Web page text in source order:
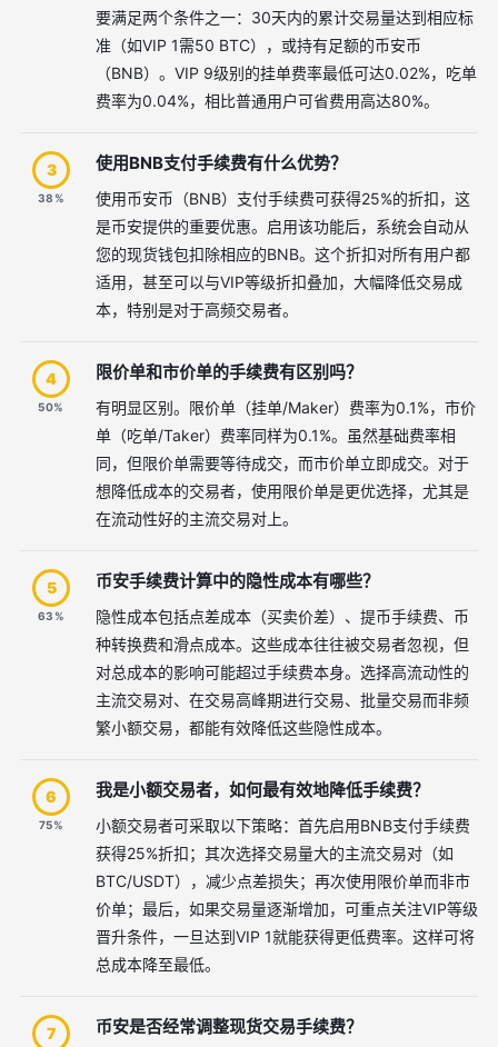
要满足两个条件之一：30天内的累计交易量达到相应标
准（如VIP 1需50 BTC），或持有足额的币安币
（BNB）。VIP 9级别的挂单费率最低可达0.02%，吃单
费率为0.04%，相比普通用户可省费用高达80%。
3
38%
使用BNB支付手续费有什么优势？
使用币安币（BNB）支付手续费可获得25%的折扣，这
是币安提供的重要优惠。启用该功能后，系统会自动从
您的现货钱包扣除相应的BNB。这个折扣对所有用户都
适用，甚至可以与VIP等级折扣叠加，大幅降低交易成
本，特别是对于高频交易者。
4
50%
限价单和市价单的手续费有区别吗？
有明显区别。限价单（挂单/Maker）费率为0.1%，市价
单（吃单/Taker）费率同样为0.1%。虽然基础费率相
同，但限价单需要等待成交，而市价单立即成交。对于
想降低成本的交易者，使用限价单是更优选择，尤其是
在流动性好的主流交易对上。
5
63%
币安手续费计算中的隐性成本有哪些？
隐性成本包括点差成本（买卖价差）、提币手续费、币
种转换费和滑点成本。这些成本往往被交易者忽视，但
对总成本的影响可能超过手续费本身。选择高流动性的
主流交易对、在交易高峰期进行交易、批量交易而非频
繁小额交易，都能有效降低这些隐性成本。
6
75%
我是小额交易者，如何最有效地降低手续费？
小额交易者可采取以下策略：首先启用BNB支付手续费
获得25%折扣；其次选择交易量大的主流交易对（如
BTC/USDT），减少点差损失；再次使用限价单而非市
价单；最后，如果交易量逐渐增加，可重点关注VIP等级
晋升条件，一旦达到VIP 1就能获得更低费率。这样可将
总成本降至最低。
7 币安是否经常调整现货交易手续费？